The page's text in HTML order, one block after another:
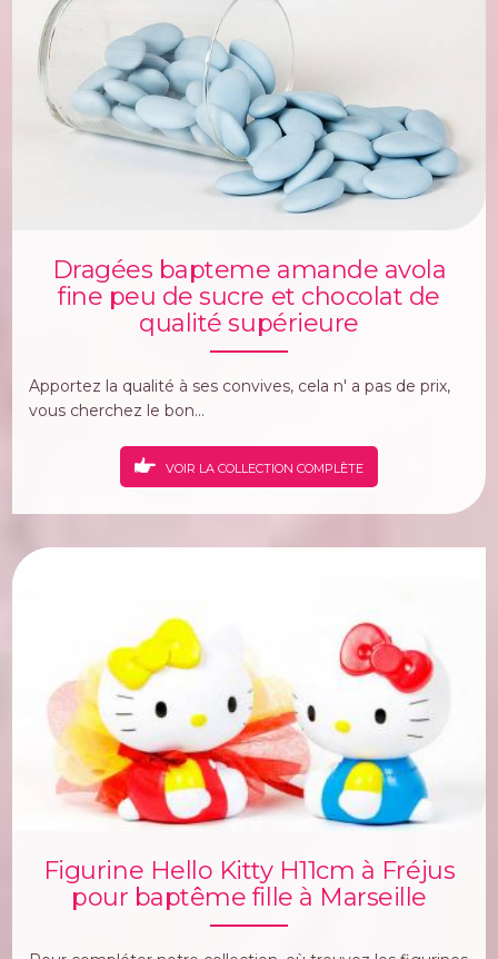
Dragées bapteme amande avola
fine peu de sucre et chocolat de
qualité supérieure
Apportez la qualité à ses convives, cela n' a pas de prix,
vous cherchez le bon...
VOIR LA COLLECTION COMPLÈTE
Figurine Hello Kitty H11cm à Fréjus
pour baptême fille à Marseille